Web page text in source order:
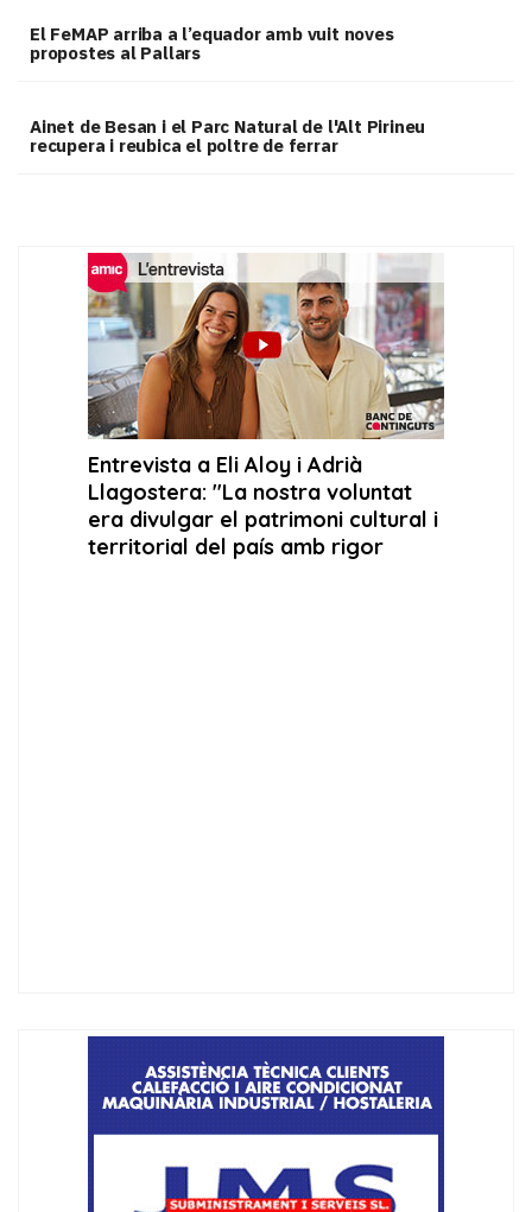
El FeMAP arriba a l’equador amb vuit noves
propostes al Pallars
Ainet de Besan i el Parc Natural de l'Alt Pirineu
recupera i reubica el poltre de ferrar